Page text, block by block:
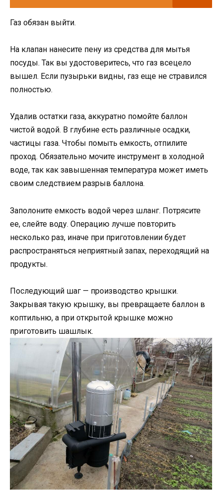
Газ обязан выйти.
На клапан нанесите пену из средства для мытья
посуды. Так вы удостоверитесь, что газ всецело
вышел. Если пузырьки видны, газ еще не стравился
полностью.
Удалив остатки газа, аккуратно помойте баллон
чистой водой. В глубине есть различные осадки,
частицы газа. Чтобы помыть емкость, отпилите
проход. Обязательно мочите инструмент в холодной
воде, так как завышенная температура может иметь
своим следствием разрыв баллона.
Заполоните емкость водой через шланг. Потрясите
ее, слейте воду. Операцию лучше повторить
несколько раз, иначе при приготовлении будет
распространяться неприятный запах, переходящий на
продукты.
Последующий шаг — производство крышки.
Закрывая такую крышку, вы превращаете баллон в
коптильню, а при открытой крышке можно
приготовить шашлык.